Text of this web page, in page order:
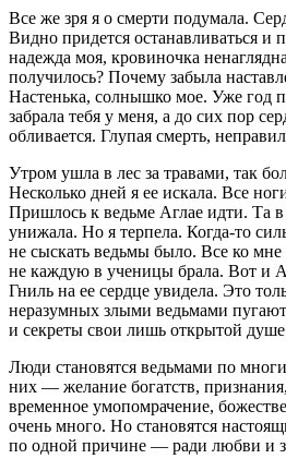
Все же зря я о смерти подумала.
Видно придется останавливаться и
надежда моя, кровиночка
получилось? Почему забыла
Настенька, солнышко мое. Уже год
забрала тебя у меня, а до сих пор
обливается. Глупая смерть,
Утром ушла в лес за травами, так
Несколько дней я ее искала. Все
Пришлось к ведьме Аглае идти. Та
унижала. Но я терпела. Когда-то
не сыскать ведьмы было. Все ко
не каждую в ученицы брала. Вот и
Гниль на ее сердце увидела. Это
неразумных злыми ведьмами
и секреты свои лишь открытой
Люди становятся ведьмами по
них — желание богатств,
временное умопомрачение,
очень много. Но становятся
по одной причине — ради любви и